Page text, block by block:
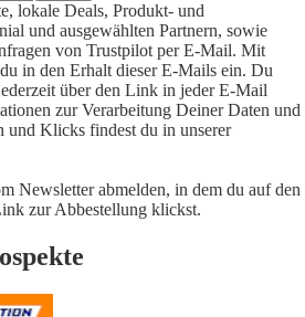
lokale Deals, Produkt- und
und ausgewählten Partnern, sowie
von Trustpilot per E-Mail. Mit
in den Erhalt dieser E-Mails ein. Du
über den Link in jeder E-Mail
zur Verarbeitung Deiner Daten und
und Klicks findest du in unserer
Newsletter abmelden, in dem du auf den
zur Abbestellung klickst.